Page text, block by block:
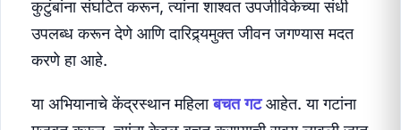
कुटुंबांना संघटित करून, त्यांना शाश्वत उपजीविकेच्या संधी
उपलब्ध करून देणे आणि दारिद्र्यमुक्त जीवन जगण्यास मदत
करणे हा आहे.
या अभियानाचे केंद्रस्थान महिलाबचत गटआहेत. या गटांना